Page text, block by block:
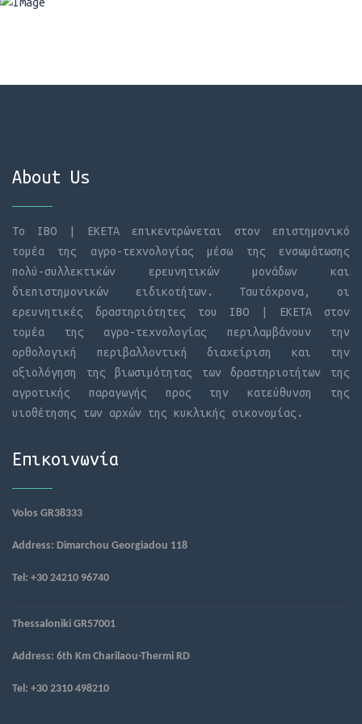
About Us
Το IBO EKETA επικεντρώνεται στον επιστημονικό
τομέα της αγρο-τεχνολογίας μέσω της ενσωμάτωσης
πολύ-συλλεκτικών ερευνητικών μονάδων και
διεπιστημονικών ειδικοτήτων. Ταυτόχρονα, οι
ερευνητικές δραστηριότητες του IBO | ΕΚΕΤΑ στον
τομέα της αγρο-τεχνολογίας περιλαμβάνουν την
ορθολογική περιβαλλοντική διαχείριση και την
αξιολόγηση της βιωσιμότητας των δραστηριοτήτων της
αγροτικής παραγωγής προς την κατεύθυνση της
υιοθέτησης των αρχών της κυκλικής οικονομίας.
Επικοινωνία
Volos GR38333
Address: Dimarchou Georgiadou 118
Tel: +30 24210 96740
Thessaloniki GR57001
Address: 6th Km Charilaou-Thermi RD
Tel: +30 2310 498210